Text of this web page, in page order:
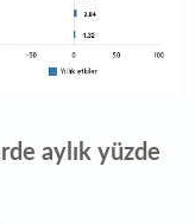
aylık yüzde